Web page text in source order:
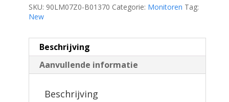
SKU: 90LM07Z0-B01370 Categorie: Monitoren Tag:
New
Beschrijving
Aanvullende informatie
Beschrijving